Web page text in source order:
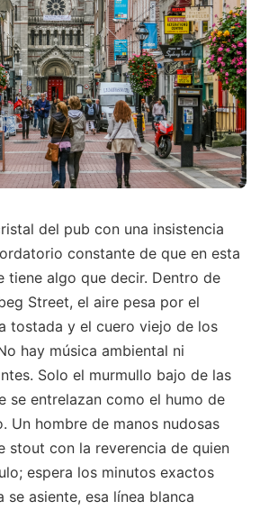
del pub con una insistencia
constante de que en esta
tiene algo que decir. Dentro de
Street, el aire pesa por el
tostada y el cuero viejo de los
hay música ambiental ni
Solo el murmullo bajo de las
se entrelazan como el humo de
Un hombre de manos nudosas
stout con la reverencia de quien
espera los minutos exactos
se asiente, esa línea blanca